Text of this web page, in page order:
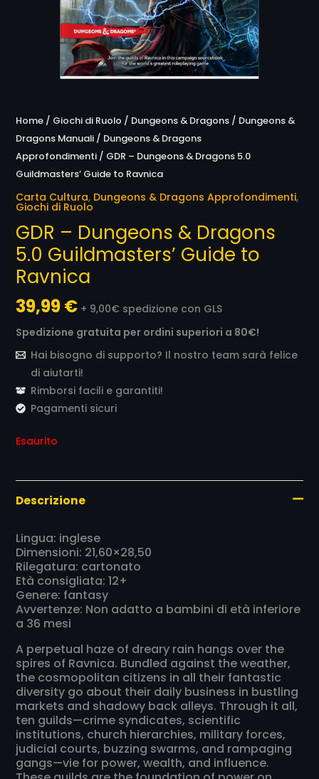
Home/ Giochi di Ruolo / Dungeons & Dragons/ Dungeons &
Dragons Manuali/ Dungeons & Dragons
Approfondimenti/ GDR – Dungeons & Dragons 5.0
Guildmasters’ Guide to Ravnica
Carta Cultura, Dungeons & Dragons Approfondimenti,
Giochi di Ruolo
GDR – Dungeons & Dragons
5.0 Guildmasters’ Guide to
Ravnica
39,99€ + 9,00€ spedizione con GLS
Spedizione gratuita per ordini superiori a 80€!
Hai bisogno di supporto? Il nostro team sarà felice
di aiutarti!
Rimborsi facili e garantiti!
Pagamenti sicuri
Esaurito
Descrizione
Lingua: inglese
Dimensioni: 21,60×28,50
Rilegatura: cartonato
Età consigliata: 12+
Genere: fantasy
Avvertenze: Non adatto a bambini di età inferiore
a 36 mesi
A perpetual haze of dreary rain hangs over the
spires of Ravnica. Bundled against the weather,
the cosmopolitan citizens in all their fantastic
diversity go about their daily business in bustling
markets and shadowy back alleys. Through it all,
ten guilds—crime syndicates, scientific
institutions, church hierarchies, military forces,
judicial courts, buzzing swarms, and rampaging
gangs—vie for power, wealth, and influence.